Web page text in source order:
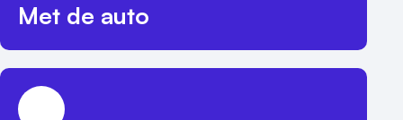
Met de auto